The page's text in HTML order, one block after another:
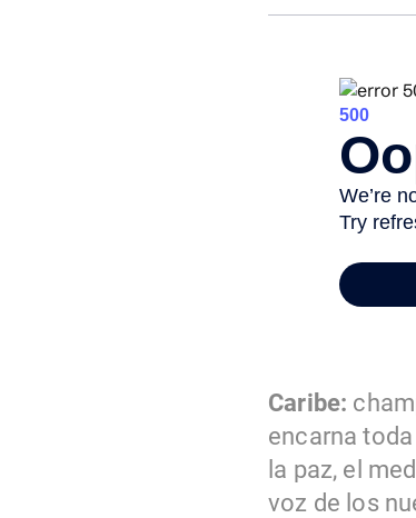
Caribe:
encarna
la paz, el
voz de los